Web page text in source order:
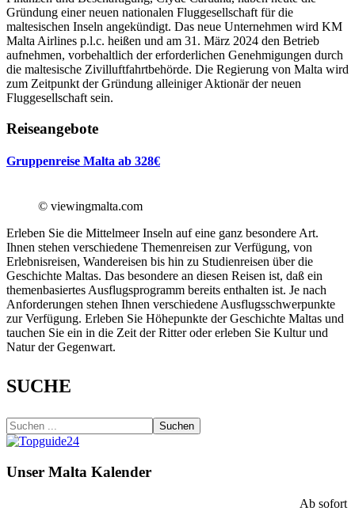
Gründung einer neuen nationalen Fluggesellschaft für die
maltesischen Inseln angekündigt. Das neue Unternehmen wird KM
Malta Airlines p.l.c. heißen und am 31. März 2024 den Betrieb
aufnehmen, vorbehaltlich der erforderlichen Genehmigungen durch
die maltesische Zivilluftfahrtbehörde. Die Regierung von Malta wird
zum Zeitpunkt der Gründung alleiniger Aktionär der neuen
Fluggesellschaft sein.
Reiseangebote
Gruppenreise Malta ab 328€
© viewingmalta.com
Erleben Sie die Mittelmeer Inseln auf eine ganz besondere Art.
Ihnen stehen verschiedene Themenreisen zur Verfügung, von
Erlebnisreisen, Wandereisen bis hin zu Studienreisen über die
Geschichte Maltas. Das besondere an diesen Reisen ist, daß ein
themenbasiertes Ausflugsprogramm bereits enthalten ist. Je nach
Anforderungen stehen Ihnen verschiedene Ausflugsschwerpunkte
zur Verfügung. Erleben Sie Höhepunkte der Geschichte Maltas und
tauchen Sie ein in die Zeit der Ritter oder erleben Sie Kultur und
Natur der Gegenwart.
SUCHE
Suchen
Unser Malta Kalender
Ab sofort